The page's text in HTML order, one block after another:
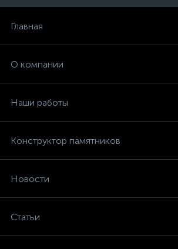
Главная
О компании
Наши работы
Конструктор памятников
Новости
Статьи